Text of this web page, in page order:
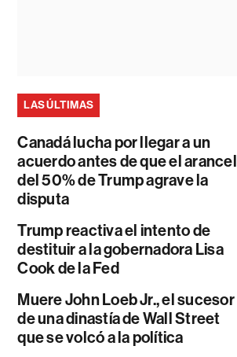
LAS ÚLTIMAS
Canadá lucha por llegar a un
acuerdo antes de que el arancel
del 50% de Trump agrave la
disputa
Trump reactiva el intento de
destituir a la gobernadora Lisa
Cook de la Fed
Muere John Loeb Jr., el sucesor
de una dinastía de Wall Street
que se volcó a la política